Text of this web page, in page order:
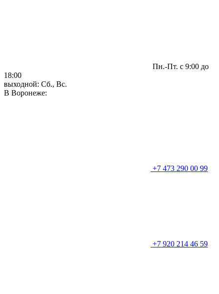
Пн.-Пт. с 9:00 до
18:00
выходной: Сб., Вс.
В Воронеже:
+7 473 290 00 99
+7 920 214 46 59